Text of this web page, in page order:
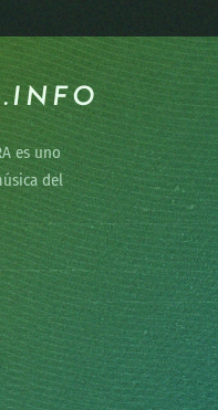
es uno
del